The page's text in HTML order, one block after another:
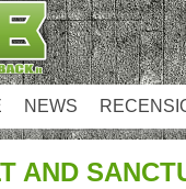
NEWS
AND